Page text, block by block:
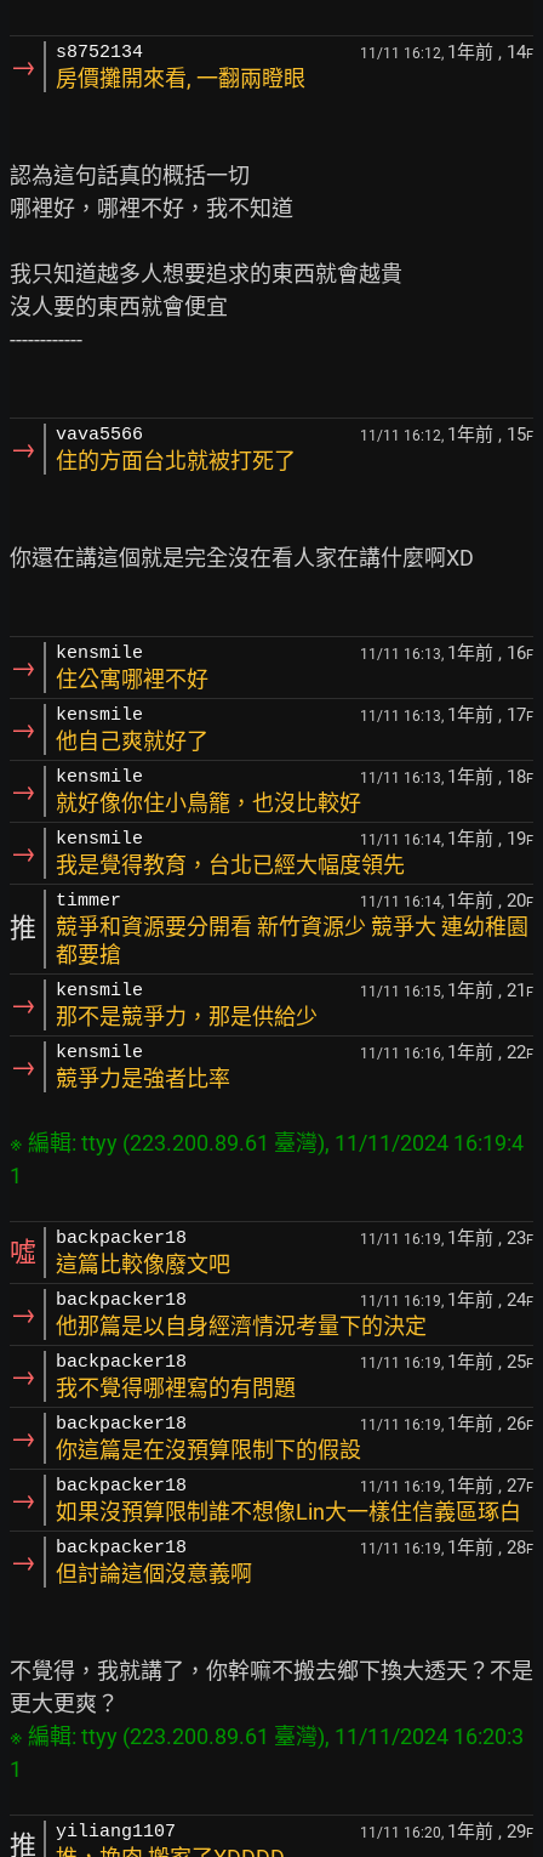
→ s8752134 11/11 16:12, 1年前 , 14F
房價攤開來看, 一翻兩瞪眼
認為這句話真的概括一切
哪裡好，哪裡不好，我不知道
我只知道越多人想要追求的東西就會越貴
沒人要的東西就會便宜
------------
→ vava5566 11/11 16:12, 1年前 , 15F
住的方面台北就被打死了
你還在講這個就是完全沒在看人家在講什麼啊XD
→ kensmile 11/11 16:13, 1年前 , 16F
住公寓哪裡不好
→ kensmile 11/11 16:13, 1年前 , 17F
他自己爽就好了
→ kensmile 11/11 16:13, 1年前 , 18F
就好像你住小鳥籠，也沒比較好
→ kensmile 11/11 16:14, 1年前 , 19F
我是覺得教育，台北已經大幅度領先
推
timmer 11/11 16:14, 1年前 , 20F
競爭和資源要分開看 新竹資源少 競爭大 連幼稚園
都要搶
→ kensmile 11/11 16:15, 1年前 , 21 F
那不是競爭力，那是供給少
→ kensmile 11/11 16:16, 1年前 , 22F
競爭力是強者比率
※ 編輯: ttyy (223.200.89.61 臺灣), 11/11/2024 16:19:4
噓 backpacker18 11/11 16:19, 1年前 , 23F
這篇比較像廢文吧
→ backpacker18 11/11 16:19, 1年前 , 24F
他那篇是以自身經濟情況考量下的決定
→ backpacker18 11/11 16:19, 1年前 , 25F
我不覺得哪裡寫的有問題
→ backpacker18 11/11 16:19, 1年前 , 26F
你這篇是在沒預算限制下的假設
→ backpacker18 11/11 16:19, 1年前 , 27F
如果沒預算限制誰不想像Lin大一樣住信義區琢白
→ backpacker18 11/11 16:19, 1年前 , 28F
但討論這個沒意義啊
不覺得，我就講了，你幹嘛不搬去鄉下換大透天？不是
※ 編輯: ttyy (223.200.89.61 臺灣), 11/11/2024 16:20:3
推 yiliang1107 11/11 16:20, 1年前 , 29F